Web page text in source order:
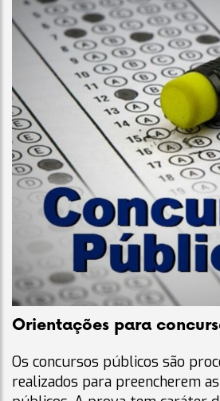
Orientações para
Os concursos públicos são
realizados para preencherem